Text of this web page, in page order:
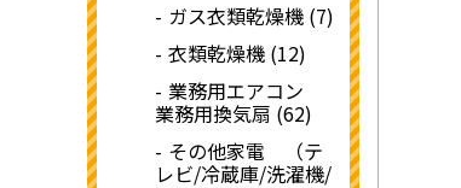
ガス衣類乾燥機 (7)
衣類乾燥機 (12)
業務用エアコン
業務用換気扇 (62)
その他家電 （テ
レビ/冷蔵庫/洗濯機/